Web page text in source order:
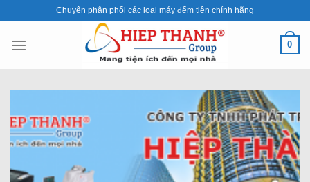
content
Chuyên phân phối các loại máy đếm tiền chính hãng
0